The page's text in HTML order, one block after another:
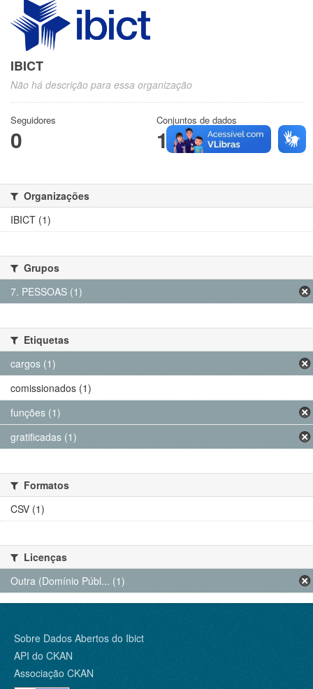
IBICT
Não há descrição para essa organização
Seguidores
0
Conjuntos de dados
1
Organizações
IBICT (1)
Grupos
7. PESSOAS (1)
Etiquetas
cargos (1)
comissionados (1)
funções (1)
gratificadas (1)
Formatos
CSV (1)
Licenças
Outra (Domínio Públ... (1)
Sobre Dados Abertos do Ibict
API do CKAN
Associação CKAN